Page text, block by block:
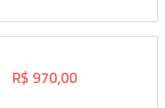
R$ 970,00